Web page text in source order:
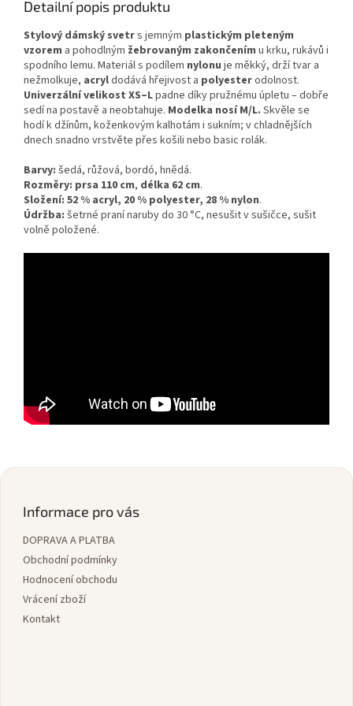
Detailní popis produktu
Stylový dámský svetrs jemným plastickým pleteným
vzorem a pohodlným žebrovaným zakončením u krku, rukávů i
spodního lemu. Materiál s podílem nylonu je měkký, drží tvar a
nežmolkuje, acryldodává hřejivost a polyesterodolnost.
Univerzální velikost XS–Lpadne díky pružnému úpletu – dobře
sedí na postavě a neobtahuje. Modelka nosí M/L. Skvěle se
hodí k džínům, koženkovým kalhotám i sukním; v chladnějších
dnech snadno vrstvěte přes košili nebo basic rolák.
Barvy: šedá, růžová, bordó, hnědá.
Rozměry: prsa 110 cm, délka 62 cm.
Složení: 52 % acryl, 20 % polyester, 28 % nylon.
Údržba: šetrné praní naruby do 30 °C, nesušit v sušičce, sušit
volně položené.
Z
Informace pro vás
DOPRAVA A PLATBA
Obchodní podmínky
Hodnocení obchodu
Vrácení zboží
Kontakt